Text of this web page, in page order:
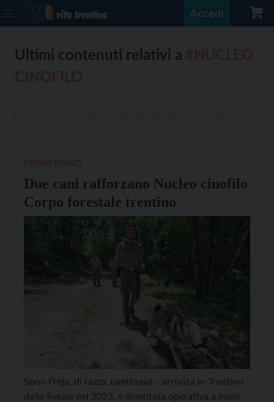
Accedi
Ultimi contenuti relativi a
Due cani rafforzano Nucleo cinofilo
Corpo forestale trentino
Sono Freja, di razza Jamthund – arrivata in Trentino
dalla Svezia nel 2023, è diventata operativa a inizio